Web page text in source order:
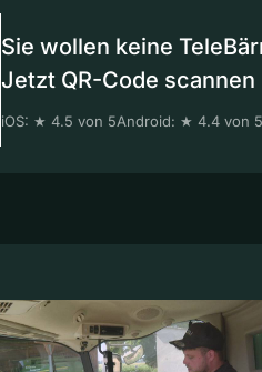
Sie wollen keine
Jetzt QR-Code
iOS: ★ 4.5 von 5Android: ★ 4.4 von 5